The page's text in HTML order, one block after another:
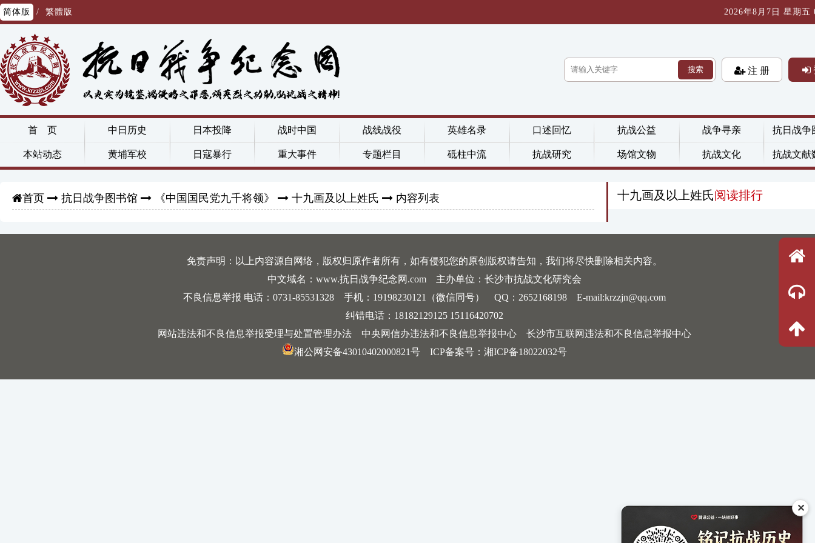
简体版 / 繁體版 2026年8月7日 星期五
搜索 注 册
首 页 中日历史 日本投降 战时中国 战线战役 英雄名录 口述回忆 抗战公益 战争寻亲 抗日战争
本站动态 黄埔军校 日寇暴行 重大事件 专题栏目 砥柱中流 抗战研究 场馆文物 抗战文化 抗战文献
首页 抗日战争图书馆 《中国国民党九千将领》 十九画及以上姓氏 内容列表 十九画及以上姓氏阅读排行
免责声明：以上内容源自网络，版权归原作者所有，如有侵犯您的原创版权请告知，我们将尽快删除相关内容。
中文域名：www.抗日战争纪念网.com 主办单位：长沙市抗战文化研究会
不良信息举报 电话：0731-85531328 手机：19198230121（微信同号） QQ：2652168198 E-mail:krzzjn@qq.com
纠错电话：18182129125 15116420702
网站违法和不良信息举报受理与处置管理办法
中央网信办违法和不良信息举报中心
长沙市互联网违法和不良信息举报中心
湘公网安备43010402000821号 ICP备案号： 湘ICP备18022032号
✕